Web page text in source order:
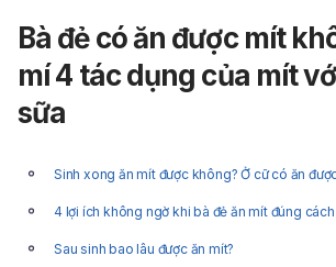
Bà đẻ có ăn được mít
mí 4 tác dụng của mít
sữa
Sinh xong ăn mít được không? Ở cữ có ăn
4 lợi ích không ngờ khi bà đẻ ăn mít đúng cách
Sau sinh bao lâu được ăn mít?